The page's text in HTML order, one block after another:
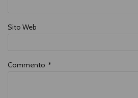
Sito Web
Commento *